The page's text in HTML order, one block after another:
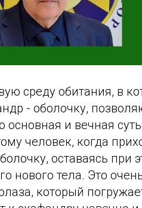
среду обитания, в
- оболочку,
основная и вечная
человек, когда
оставаясь при
нового тела. Это
который